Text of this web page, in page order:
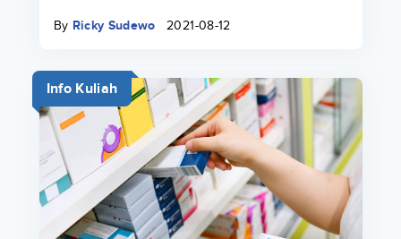
By Ricky Sudewo 2021-08-12
Info Kuliah